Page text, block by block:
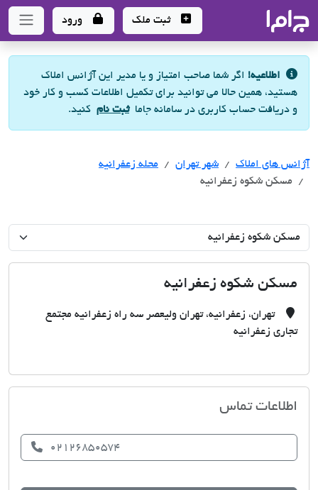
- سامانه جامع املاک و مشاورین املاک
ثبت ملک ورود
اطلاعیه! اگر شما صاحب امتیاز و یا مدیر این آژانس املاک
هستید، همین حالا می توانید برای تکمیل اطلاعات کسب و کار خود
و دریافت حساب کاربری در سامانه جاماثبت نام کنید.
آژانس های املاک آژانس های املاک
شهر تهران آژانس های املاک
محله زعفرانیه
مسکن شکوه زعفرانیه
مسکن شکوه زعفرانیه
تهران، زعفرانیه، تهران ولیعصر سه راه زعفرانیه مجتمع
تجاری زعفرانیه
اطلاعات تماس
02126850574